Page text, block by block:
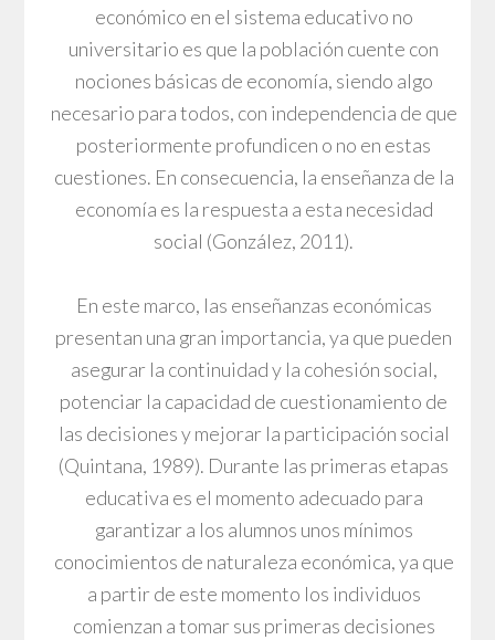
económico en el sistema educativo no
universitario es que la población cuente con
nociones básicas de economía, siendo algo
necesario para todos, con independencia de que
posteriormente profundicen o no en estas
cuestiones. En consecuencia, la enseñanza de la
economía es la respuesta a esta necesidad
social (González, 2011).
En este marco, las enseñanzas económicas
presentan una gran importancia, ya que pueden
asegurar la continuidad y la cohesión social,
potenciar la capacidad de cuestionamiento de
las decisiones y mejorar la participación social
(Quintana, 1989). Durante las primeras etapas
educativa es el momento adecuado para
garantizar a los alumnos unos mínimos
conocimientos de naturaleza económica, ya que
a partir de este momento los individuos
comienzan a tomar sus primeras decisiones